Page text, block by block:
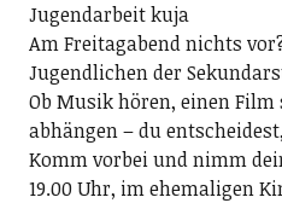
Jugendarbeit kuja
Am Freitagabend nichts
Jugendlichen der
Ob Musik hören, einen
abhängen – du
Komm vorbei und nimm
19.00 Uhr, im ehemaligen